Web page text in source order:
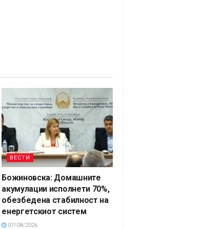
ВЕСТИ
Божиновска: Домашните
акумулации исполнети 70%,
обезбедена стабилност на
енергетскиот систем
07/08/2026